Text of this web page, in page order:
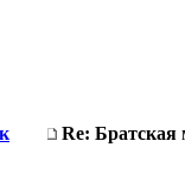
Re: Братская